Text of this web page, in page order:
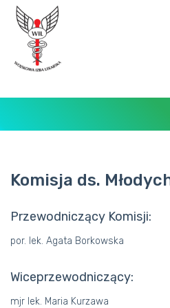
ORGANY
KOMISJE
DOKUMENTY
OGŁOSZENIA
Komisja ds.
Przewodniczący Komisji:
por. lek. Agata Borkowska
Wiceprzewodniczący:
mjr lek. Maria Kurzawa